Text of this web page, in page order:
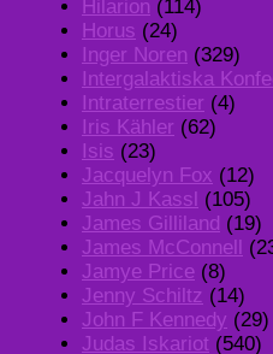
Hilarion (114)
Horus (24)
Inger Noren (329)
Intergalaktiska
Intraterrestier (4)
Iris Kähler (62)
Isis (23)
Jacquelyn Fox (12)
Jahn J Kassl (105)
James Gilliland (19)
James McConnell
Jamye Price (8)
Jenny Schiltz (14)
John F Kennedy (29)
Judas Iskariot (540)